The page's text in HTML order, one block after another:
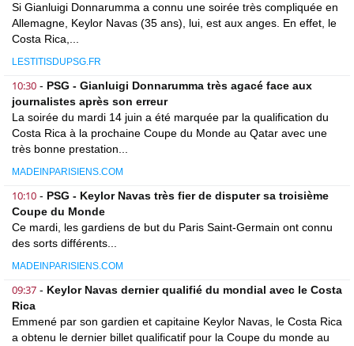
Si Gianluigi Donnarumma a connu une soirée très compliquée en
Allemagne, Keylor Navas (35 ans), lui, est aux anges. En effet, le
Costa Rica,...
LESTITISDUPSG.FR
10:30 - PSG - Gianluigi Donnarumma très agacé face aux
journalistes après son erreur
La soirée du mardi 14 juin a été marquée par la qualification du
Costa Rica à la prochaine Coupe du Monde au Qatar avec une
très bonne prestation...
MADEINPARISIENS.COM
10:10 - PSG - Keylor Navas très fier de disputer sa troisième
Coupe du Monde
Ce mardi, les gardiens de but du Paris Saint-Germain ont connu
des sorts différents...
MADEINPARISIENS.COM
09:37 - Keylor Navas dernier qualifié du mondial avec le Costa
Rica
Emmené par son gardien et capitaine Keylor Navas, le Costa Rica
a obtenu le dernier billet qualificatif pour la Coupe du monde au